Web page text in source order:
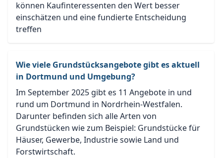
können Kaufinteressenten den Wert besser
einschätzen und eine fundierte Entscheidung
treffen
Wie viele Grundstücksangebote gibt es aktuell
in Dortmund und Umgebung?
Im September 2025 gibt es 11 Angebote in und
rund um Dortmund in Nordrhein-Westfalen.
Darunter befinden sich alle Arten von
Grundstücken wie zum Beispiel: Grundstücke für
Häuser, Gewerbe, Industrie sowie Land und
Forstwirtschaft.